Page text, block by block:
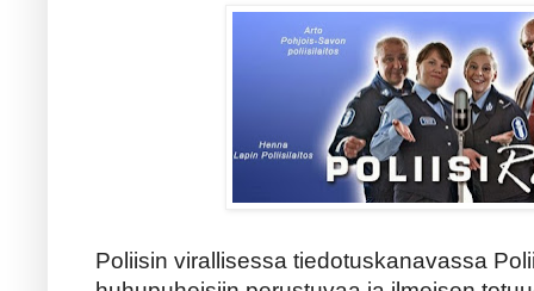
Poliisin virallisessa tiedotuskanavassa